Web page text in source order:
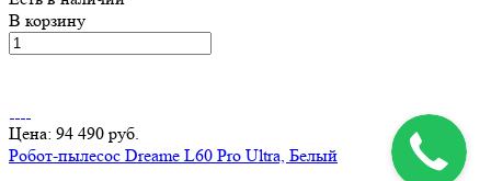
В корзину
Цена: 94 490 руб.
Робот-пылесос Dreame L60 Pro Ultra, Белый